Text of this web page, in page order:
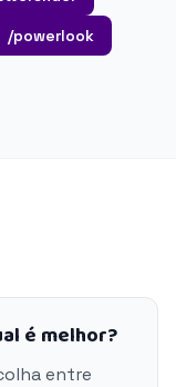
/powerlook
é melhor?
entre